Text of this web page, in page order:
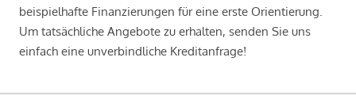
beispielhafte Finanzierungen für eine erste Orientierung.
Um tatsächliche Angebote zu erhalten, senden Sie uns
einfach eine unverbindliche Kreditanfrage!